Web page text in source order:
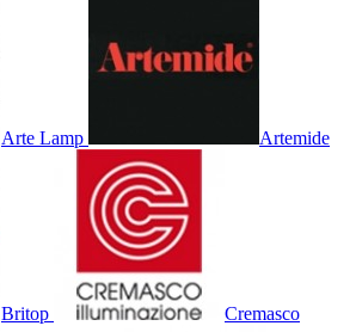
Arte Lamp Artemide
Britop Cremasco